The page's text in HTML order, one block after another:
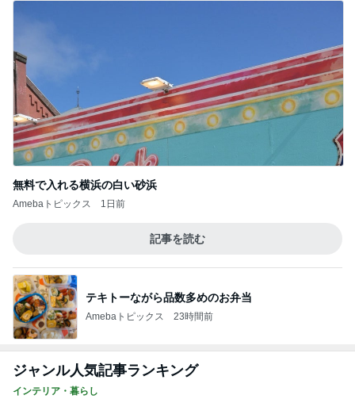
無料で入れる横浜の白い砂浜
Amebaトピックス 1日前
記事を読む
テキトーながら品数多めのお弁当
Amebaトピックス 23時間前
ジャンル人気記事ランキング
インテリア・暮らし